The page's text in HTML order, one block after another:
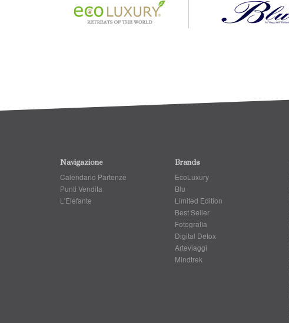
Navigazione
Calendario Partenze
Punti Vendita
L'Elefante
Brands
EcoLuxury
Blu
Limited Edition
Best Seller
Fotografia
Digital Detox
Arteviaggi
Mindtrek